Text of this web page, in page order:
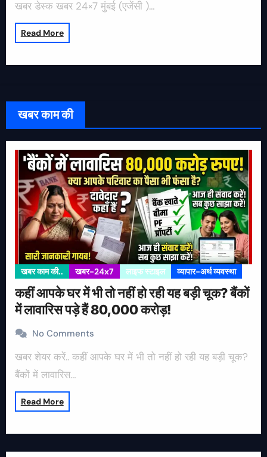
खबर डेस्क खबर 24×7 मुंबई (एजेंसी )…
Read More
खबर काम की
खबर काम की.. खबर-24x7 लाइफ स्टाइल व्यापार-अर्थ व्यवस्था
कहीं आपके घर में भी तो नहीं हो रही यह बड़ी चूक? बैंकों
में लावारिस पड़े हैं 80,000 करोड़!
No Comments
खबर शेयर करें.. कहीं आपके घर में भी तो नहीं हो रही यह बड़ी चूक?
बैंकों में लावारिस…
Read More